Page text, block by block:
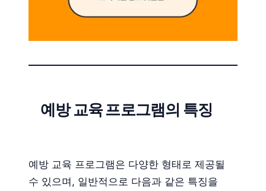
예방 교육 프로그램의 특징
예방 교육 프로그램은 다양한 형태로 제공될
수 있으며, 일반적으로 다음과 같은 특징을